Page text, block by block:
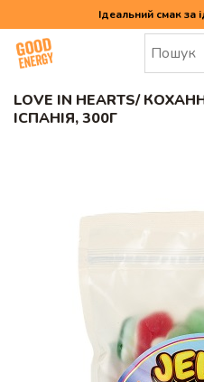
Ідеальний смак за
Головна Love in Hearts/ Кохання в серцях,
LOVE IN HEARTS/
ІСПАНІЯ, 300Г